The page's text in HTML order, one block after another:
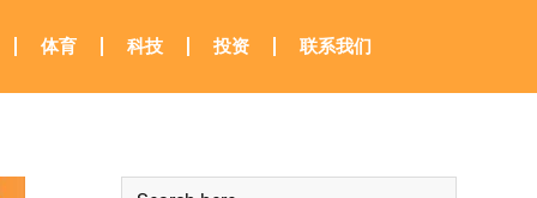
体育 科技 投资 联系我们